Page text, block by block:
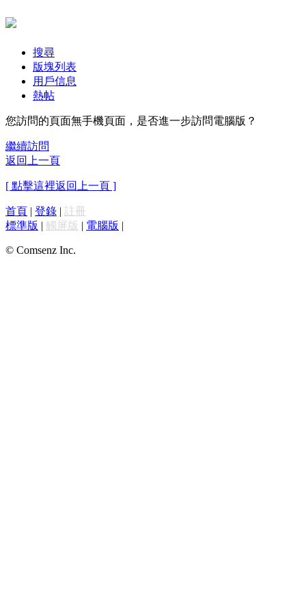
搜尋
版塊列表
用戶信息
熱帖
您訪問的頁面無手機頁面，是否進一步訪問電腦版？
繼續訪問
返回上一頁
[ 點擊這裡返回上一頁 ]
首頁 | 登錄 | 註冊
標準版 | 觸屏版 | 電腦版 |
© Comsenz Inc.